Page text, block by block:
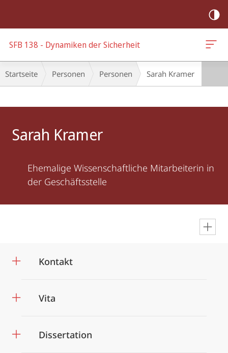
SFB 138 - Dynamiken der Sicherheit
Breadcrumb-
Navigation
Startseite Personen Personen Sarah Kramer
Sarah Kramer
Ehemalige Wissenschaftliche Mitarbeiterin in
der Geschäftsstelle
Kontakt
Vita
Dissertation